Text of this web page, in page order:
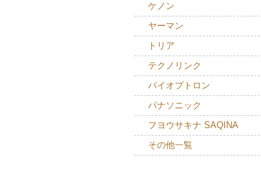
ケノン
ヤーマン
トリア
テクノリンク
バイオプトロン
パナソニック
フヨウサキナ SAQINA
その他一覧